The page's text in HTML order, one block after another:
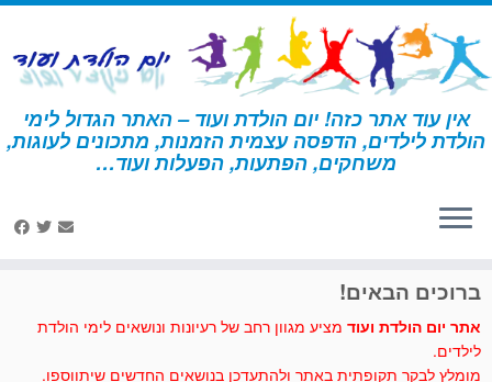
דלג
לתוכן
אין עוד אתר כזה! יום הולדת ועוד – האתר הגדול לימי
הולדת לילדים, הדפסה עצמית הזמנות, מתכונים לעוגות,
משחקים, הפתעות, הפעלות ועוד… דף הבית » מסביב לעולם » פעילות ומשחקים - מסביב לעולם » תעודות
הצטיינות מסביב לעולם
לחצו לנו לייק בפייסבוק
ברוכים הבאים!
אתר יום הולדת ועוד מציע מגוון רחב של רעיונות ונושאים לימי הולדת
לילדים.
מומלץ לבקר תקופתית באתר ולהתעדכן בנושאים החדשים שיתווספו.